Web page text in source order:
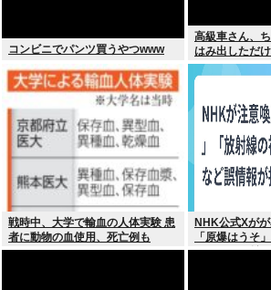
コンビニでパンツ買うやつwww
高級車さん、
はみ出しただ
戦時中、大学で輸血の人体実験 患
者に動物の血使用、死亡例も
NHK公式Xが
「原爆はうそ
った」SNS拡